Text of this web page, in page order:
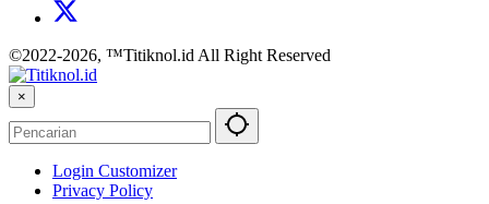
©2022-2026, ™Titiknol.id All Right Reserved
×
Login Customizer
Privacy Policy